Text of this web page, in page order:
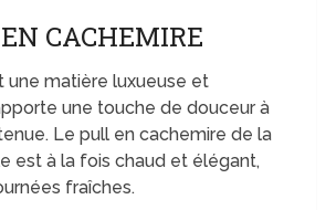
CACHEMIRE
une matière luxueuse et
une touche de douceur à
Le pull en cachemire de la
est à la fois chaud et élégant,
fraîches.